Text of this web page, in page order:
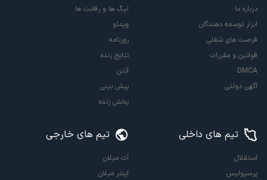
درباره ما
ابزار توسعه دهندگان
فرصت های شغلی
قوانین و مقررات
DMCA
آگهی دولتی
لیگ ها و رقابت ها
ویدئو
روزنامه
نتایج زنده
آنتن
پیش بینی
پخش زنده
تیم های داخلی
استقلال
پرسپولیس
تیم های خارجی
آث میلان
اینتر میلان